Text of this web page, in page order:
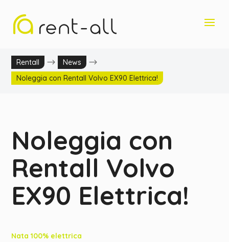
Rentall $ News $
Noleggia con Rentall Volvo EX90 Elettrica!
Noleggia con
Rentall Volvo
EX90 Elettrica!
Nata 100% elettrica